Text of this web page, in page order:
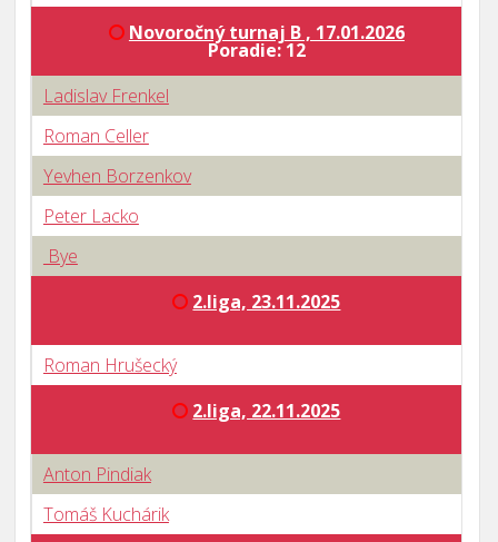
Novoročný turnaj B , 17.01.2026
Poradie: 12
Ladislav Frenkel
Roman Celler
Yevhen Borzenkov
Peter Lacko
Bye
2.liga, 23.11.2025
Roman Hrušecký
2.liga, 22.11.2025
Anton Pindiak
Tomáš Kuchárik